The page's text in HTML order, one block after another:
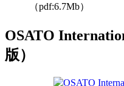
（pdf:6.7Mb）
OSATO
版）